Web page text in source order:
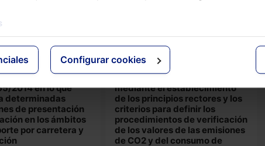
Configurar cookies
(UE) 2024/1230
Europeo y del
24 de abril de
que se modifican
(CE) n.°
n.° 996/2010 y
2014 en lo que
determinadas
de presentación
en los ámbitos
por carretera y
2024/1127 de la Comisión, de 8
de febrero de 2024, por el que
se completa el Reglamento
(UE) 2019/1242 del Parlamento
Europeo y del Consejo
mediante el establecimiento
de los principios rectores y los
criterios para definir los
procedimientos de verificación
de los valores de las emisiones
de CO2 y del consumo de